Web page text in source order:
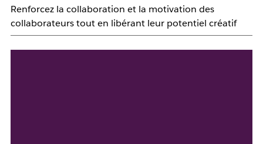
Renforcez la collaboration et la motivation des
collaborateurs tout en libérant leur potentiel créatif